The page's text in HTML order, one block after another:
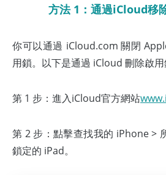
方法 1：通過iCloud移
你可以通過 iCloud.com 關閉
用鎖。以下是通過 iCloud 刪除啟用
第 1 步：進入iCloud官方網站
第 2 步：點擊查找我的 iPhone >
鎖定的 iPad。